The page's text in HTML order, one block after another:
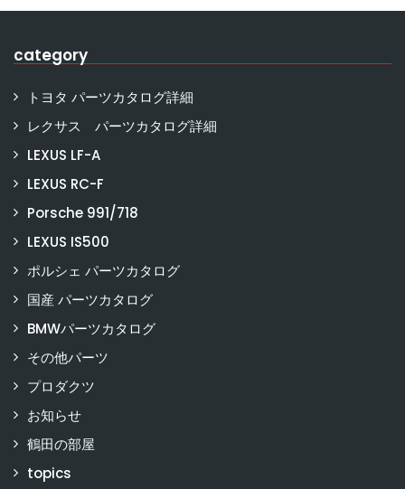
category
トヨタ パーツカタログ詳細
レクサス パーツカタログ詳細
LEXUS LF-A
LEXUS RC-F
Porsche 991/718
LEXUS IS500
ポルシェ パーツカタログ
国産 パーツカタログ
BMWパーツカタログ
その他パーツ
プロダクツ
お知らせ
鶴田の部屋
topics